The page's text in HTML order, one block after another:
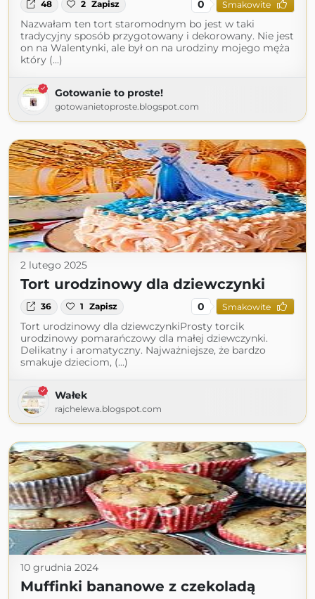
48 2 Zapisz 0 Smakowite
Nazwałam ten tort staromodnym bo jest w taki
tradycyjny sposób przygotowany i dekorowany. Nie jest
on na Walentynki, ale był on na urodziny mojego męża
który (...)
Gotowanie to proste!
gotowanietoproste.blogspot.com
2 lutego 2025
Tort urodzinowy dla dziewczynki
36 1 Zapisz 0 Smakowite
Tort urodzinowy dla dziewczynkiProsty torcik
urodzinowy pomarańczowy dla małej dziewczynki.
Delikatny i aromatyczny. Najważniejsze, że bardzo
smakuje dzieciom, (...)
Wałek
rajchelewa.blogspot.com
10 grudnia 2024
Muffinki bananowe z czekoladą